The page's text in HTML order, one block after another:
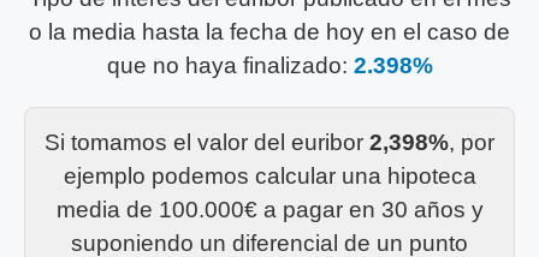
o la media hasta la fecha de hoy en el caso de
que no haya finalizado: 2.398%
Si tomamos el valor del euribor 2,398%, por
ejemplo podemos calcular una hipoteca
media de 100.000€ a pagar en 30 años y
suponiendo un diferencial de un punto